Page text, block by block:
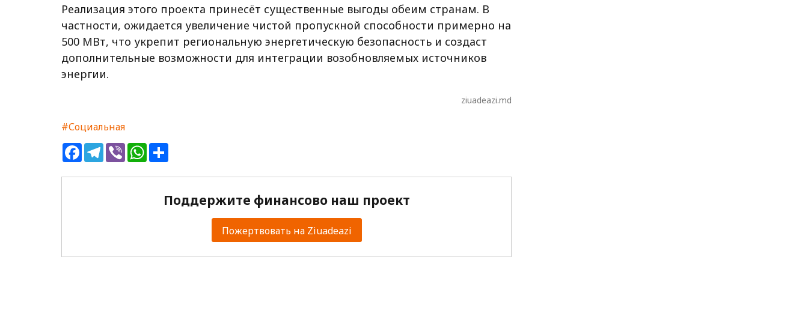
Реализация этого проекта принесёт существенные выгоды обеим странам. В
частности, ожидается увеличение чистой пропускной способности примерно на
500 МВт, что укрепит региональную энергетическую безопасность и создаст
дополнительные возможности для интеграции возобновляемых источников
энергии.
ziuadeazi.md
#Социальная
FacebookTelegram
ViberWhatsApp
Поддержите финансово наш проект
Пожертвовать на Ziuadeazi